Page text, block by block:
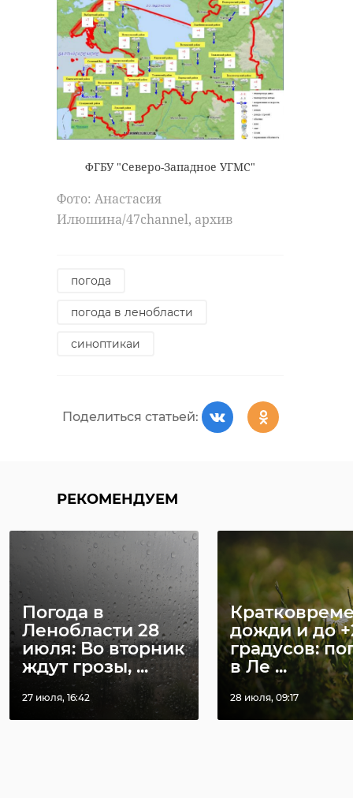
ФГБУ "Северо-Западное УГМС"
Фото: Анастасия
Илюшина/47channel, архив
погода
погода в ленобласти
синоптикаи
Поделиться статьей:
РЕКОМЕНДУЕМ
Погода в
Ленобласти 28
июля: Во вторник
ждут грозы, ...
27 июля, 16:42
дожди и до
градусов:
в Ле ...
28 июля, 09:17